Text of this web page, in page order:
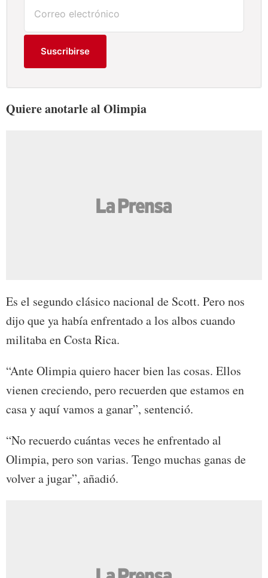
Suscribirse
Quiere anotarle al Olimpia
Es el segundo clásico nacional de Scott. Pero nos
dijo que ya había enfrentado a los albos cuando
militaba en Costa Rica.
“Ante Olimpia quiero hacer bien las cosas. Ellos
vienen creciendo, pero recuerden que estamos en
casa y aquí vamos a ganar”, sentenció.
“No recuerdo cuántas veces he enfrentado al
Olimpia, pero son varias. Tengo muchas ganas de
volver a jugar”, añadió.